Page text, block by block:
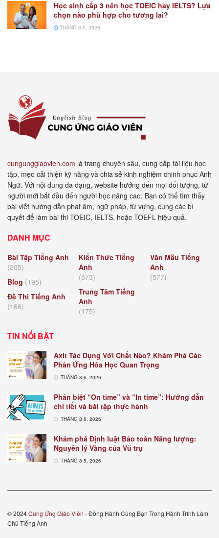
Học sinh cấp 3 nên học TOEIC hay IELTS? Lựa
chọn nào phù hợp cho tương lai?
THÁNG 8 5, 2026
cungunggiaovien.com là trang chuyên sâu, cung cấp tài liệu học
tập, mẹo cải thiện kỹ năng và chia sẻ kinh nghiệm chinh phục Anh
Ngữ. Với nội dung đa dạng, website hướng đến mọi đối tượng, từ
người mới bắt đầu đến người học nâng cao. Bạn có thể tìm thấy
bài viết hướng dẫn phát âm, ngữ pháp, từ vựng, cùng các bí
quyết để làm bài thi TOEIC, IELTS, hoặc TOEFL hiệu quả.
DANH MỤC
Bài Tập Tiếng Anh
(205)
Blog (195)
Đề Thi Tiếng Anh
(166)
Kiến Thức Tiếng
Anh
(573)
Trung Tâm Tiếng
Anh
(175)
Văn Mẫu Tiếng
Anh
(577)
TIN NỔI BẬT
Axit Tác Dụng Với Chất Nào? Khám Phá Các
Phản Ứng Hóa Học Quan Trọng
THÁNG 8 6, 2026
Phân biệt “On time” và “In time”: Hướng dẫn
chi tiết và bài tập thực hành
THÁNG 8 6, 2026
Khám phá Định luật Bảo toàn Năng lượng:
Nguyên lý Vàng của Vũ trụ
THÁNG 8 5, 2026
© 2024Cung Ứng Giáo Viên - Đồng Hành Cùng Bạn Trong Hành Trình Làm
Chủ Tiếng Anh